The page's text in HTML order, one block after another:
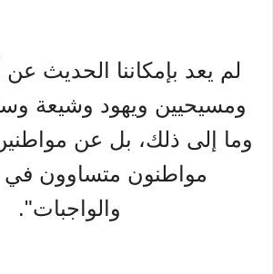
لم يعد بإمكاننا الحديث عن
ومسيحيين ويهود وشيعة
وما إلى ذلك، بل عن
مواطنون متساوون في
والواجبات".